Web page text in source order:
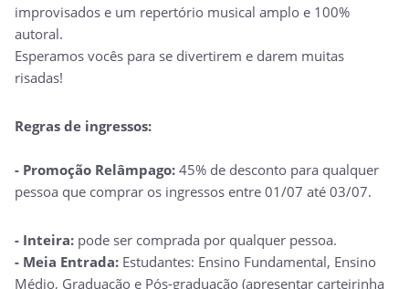
improvisados ​​e um repertório musical amplo e 100%
autoral.
Esperamos vocês para se divertirem e darem muitas
risadas!
Regras de ingressos:
- Promoção Relâmpago: 45% de desconto para qualquer
pessoa que comprar os ingressos entre 01/07 até 03/07.
- Inteira: pode ser comprada por qualquer pessoa.
- Meia Entrada: Estudantes: Ensino Fundamental, Ensino
Médio, Graduação e Pós-graduação (apresentar carteirinha